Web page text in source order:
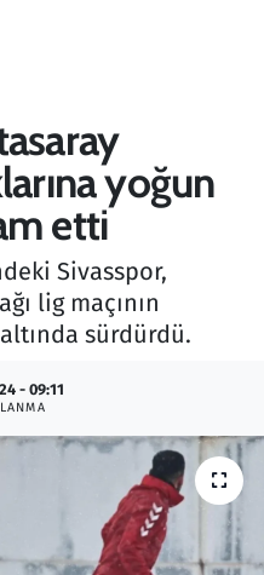
yoğun
etti
Sivasspor,
lig maçının
altında sürdürdü.
- 09:11